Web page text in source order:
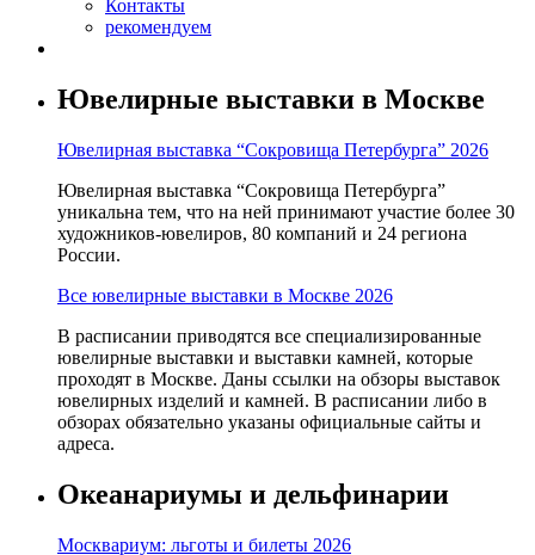
Контакты
рекомендуем
Ювелирные выставки в Москве
Ювелирная выставка “Сокровища Петербурга” 2026
Ювелирная выставка “Сокровища Петербурга”
уникальна тем, что на ней принимают участие более 30
художников-ювелиров, 80 компаний и 24 региона
России.
Все ювелирные выставки в Москве 2026
В расписании приводятся все специализированные
ювелирные выставки и выставки камней, которые
проходят в Москве. Даны ссылки на обзоры выставок
ювелирных изделий и камней. В расписании либо в
обзорах обязательно указаны официальные сайты и
адреса.
Океанариумы и дельфинарии
Москвариум: льготы и билеты 2026